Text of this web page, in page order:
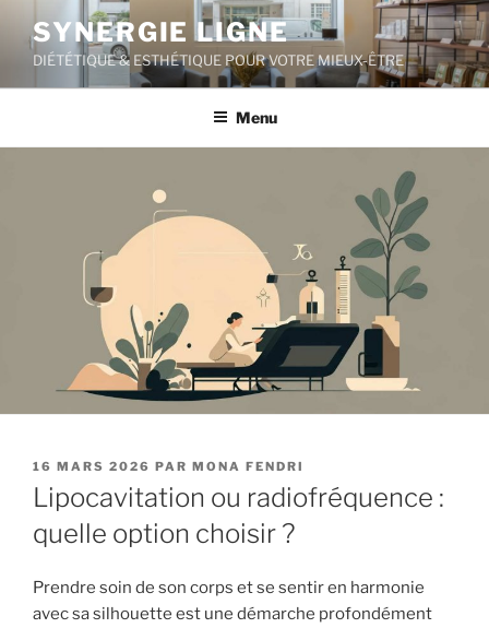
contenu
principal
SYNERGIE LIGNE
DIÉTÉTIQUE & ESTHÉTIQUE POUR VOTRE MIEUX-ÊTRE
Menu
PUBLIÉ
LE
16 MARS 2026 PAR MONA FENDRI
Lipocavitation ou radiofréquence :
quelle option choisir ?
Prendre soin de son corps et se sentir en harmonie
avec sa silhouette est une démarche profondément